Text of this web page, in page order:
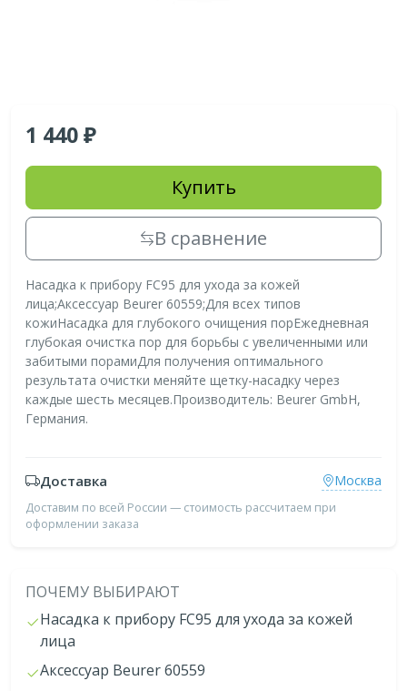
1 440
Купить
В сравнение
Насадка к прибору FC95 для ухода за кожей
лица;Аксессуар Beurer 60559;Для всех типов
кожиНасадка для глубокого очищения порЕжедневная
глубокая очистка пор для борьбы с увеличенными или
забитыми порамиДля получения оптимального
результата очистки меняйте щетку-насадку через
каждые шесть месяцев.Производитель: Beurer GmbH,
Германия.
Доставка Москва
Доставим по всей России — стоимость рассчитаем при
оформлении заказа
ПОЧЕМУ ВЫБИРАЮТ
Насадка к прибору FC95 для ухода за кожей
лица
Аксессуар Beurer 60559